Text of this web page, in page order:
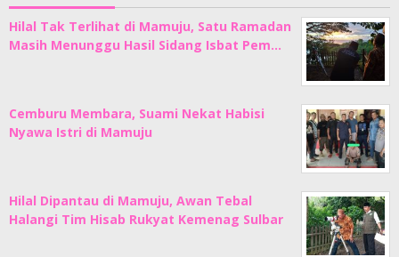
Hilal Tak Terlihat di Mamuju, Satu Ramadan
Masih Menunggu Hasil Sidang Isbat Pem…
Cemburu Membara, Suami Nekat Habisi
Nyawa Istri di Mamuju
Hilal Dipantau di Mamuju, Awan Tebal
Halangi Tim Hisab Rukyat Kemenag Sulbar